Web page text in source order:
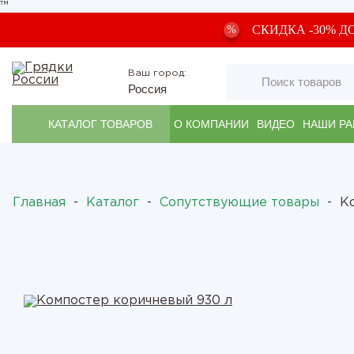
™
%
СКИДКА -30%
Ваш город:
Россия
КАТАЛОГ ТОВАРОВ О КОМПАНИИ ВИДЕО НАШИ
Главная - Каталог - Сопутствующие товары -